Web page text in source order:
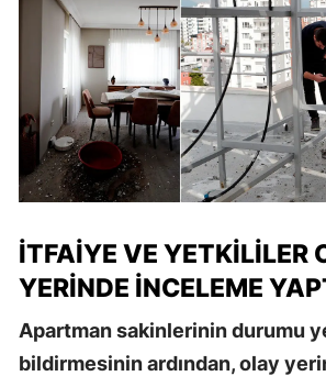
İTFAIYE VE YETKILILER
YERINDE İNCELEME
Apartman sakinlerinin durumu
bildirmesinin ardından, olay